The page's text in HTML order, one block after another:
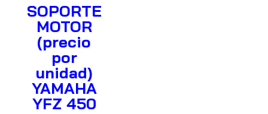
SOPORTE
MOTOR
(precio
por
unidad)
YAMAHA
YFZ 450